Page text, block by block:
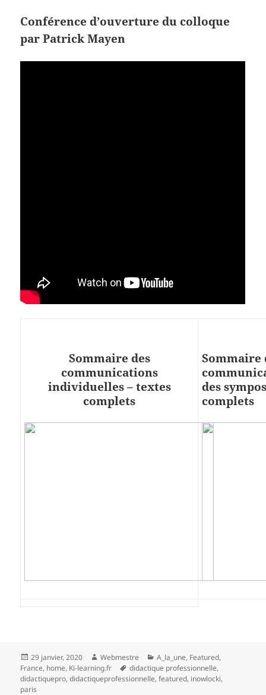
Conférence d’ouverture du colloque
par Patrick Mayen
Sommaire des
communications
individuelles – textes
complets
Sommaire
des
complets
Publié
le
29 janvier, 2020 Auteur
Webmestre Catégories
A_la_une, Featured,
France, home, Ki-learning.fr
Mots-
clés
didactique professionnelle,
didactiquepro,didactiqueprofessionnelle,featured, inowlocki,
paris